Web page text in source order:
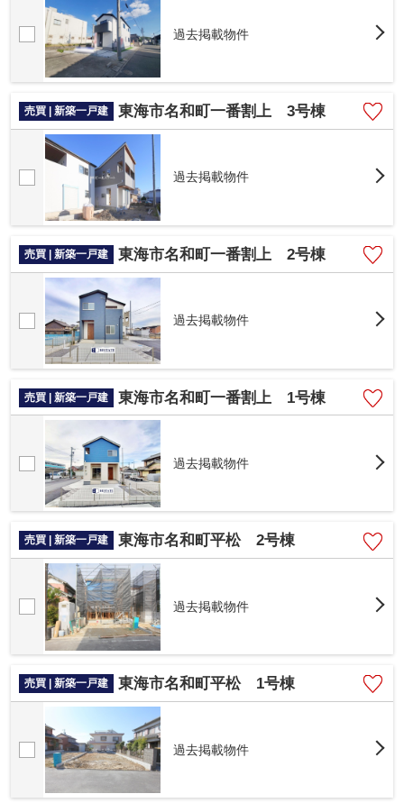
過去掲載物件
売買 | 新築一戸建 東海市名和町一番割上 3号棟
過去掲載物件
売買 | 新築一戸建 東海市名和町一番割上 2号棟
過去掲載物件
売買 | 新築一戸建 東海市名和町一番割上 1号棟
過去掲載物件
売買 | 新築一戸建 東海市名和町平松 2号棟
過去掲載物件
売買 | 新築一戸建 東海市名和町平松 1号棟
過去掲載物件